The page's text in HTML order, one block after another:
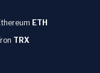
ETH
TRX